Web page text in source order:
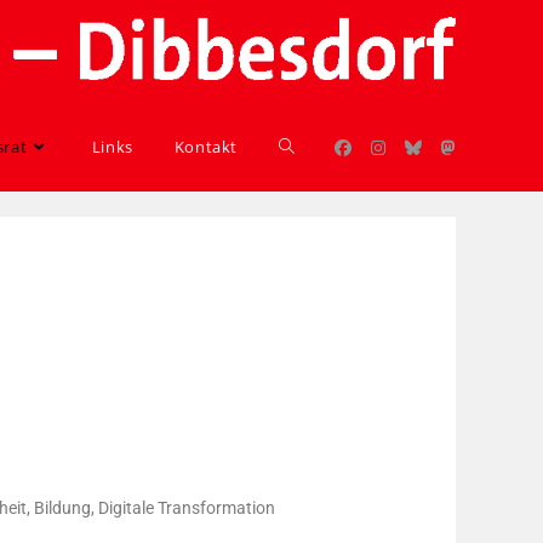
Links Kontakt
Bildung, Digitale Transformation